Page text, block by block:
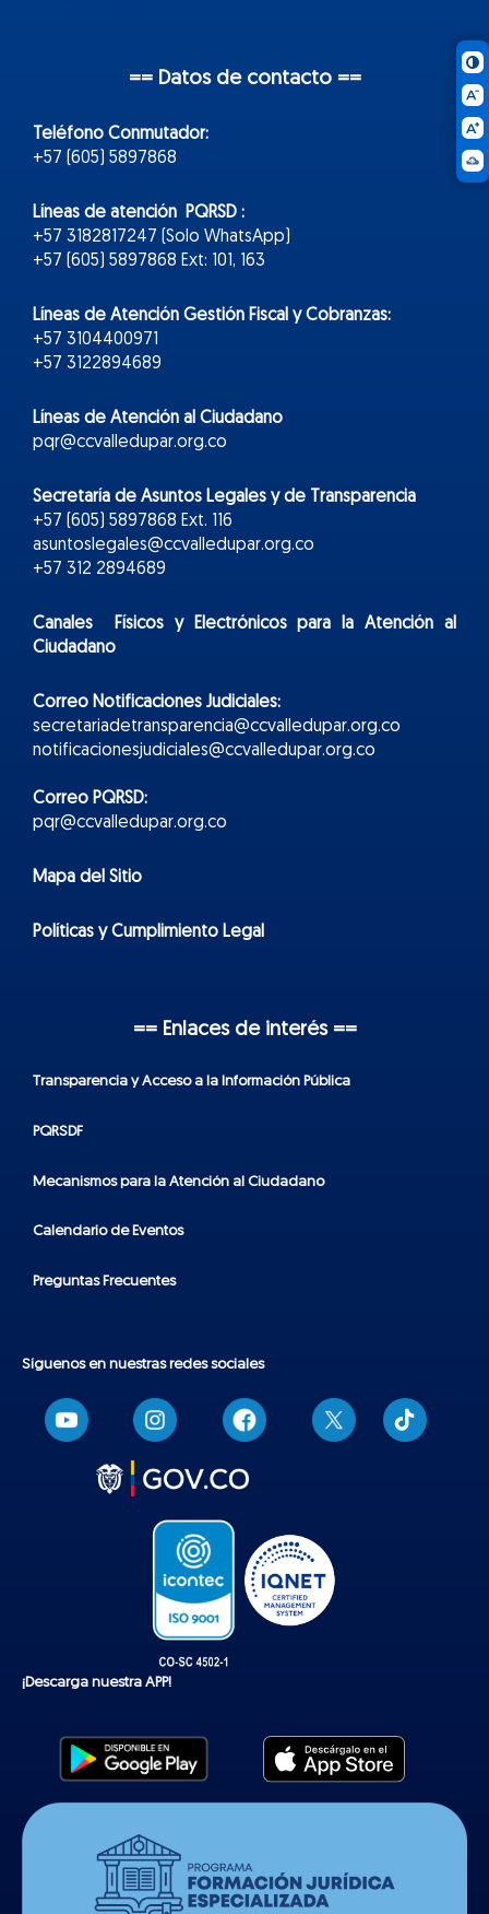
== Datos de contacto ==
Teléfono Conmutador:
+57 (605) 5897868
Líneas de atención PQRSD :
+57 3182817247 (Solo WhatsApp)
+57 (605) 5897868 Ext: 101, 163
Líneas de Atención Gestión Fiscal y Cobranzas:
+57 3104400971
+57 3122894689
Líneas de Atención al Ciudadano
pqr@ccvalledupar.org.co
Secretaría de Asuntos Legales y de Transparencia
+57 (605) 5897868 Ext. 116
asuntoslegales@ccvalledupar.org.co
+57 312 2894689
Canales Físicos yElectrónicospara la Atención al
Ciudadano
Correo Notificaciones Judiciales:
secretariadetransparencia@ccvalledupar.org.co
notificacionesjudiciales@ccvalledupar.org.co
Correo PQRSD:
pqr@ccvalledupar.org.co
Mapa del Sitio
Políticas y Cumplimiento Legal
== Enlaces de interés ==
Transparencia y Acceso a la Información Pública
PQRSDF
Mecanismos para la Atención al Ciudadano
Calendario de Eventos
Preguntas Frecuentes
Síguenos en nuestras redes sociales
T
i
k
¡Descarga nuestra APP!